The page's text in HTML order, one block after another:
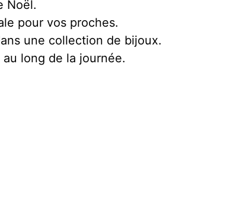
Noël.
pour vos proches.
une collection de bijoux.
long de la journée.